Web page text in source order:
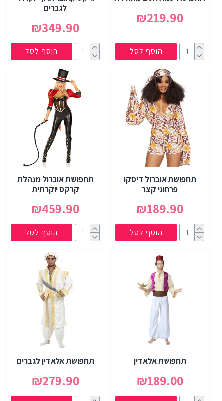
₪219.90
הוסף לסל
לגברים
₪349.90
הוסף לסל
תחפושת אוברול דיסקו
פרחוני קצר
₪189.90
הוסף לסל
תחפושת אוברול מנהלת
קרקס יוקרתית
₪459.90
הוסף לסל
תחפושת אלאדין
₪189.00
תחפושת אלאדין לגברים
₪279.90